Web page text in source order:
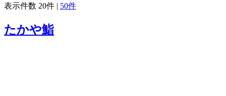
表示件数 20件 | 50件
たかや鮨